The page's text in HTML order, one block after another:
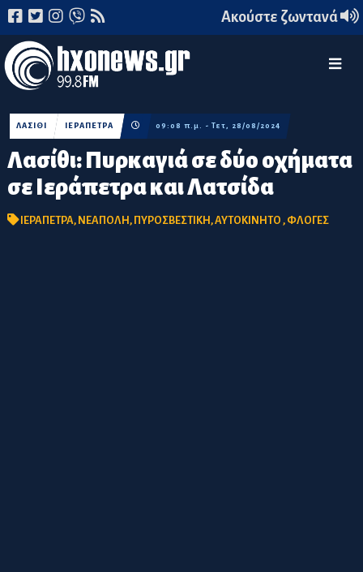
Ακούστε ζωντανά
Λασίθι: Πυρκαγιά σε δύο οχήματα
σε Ιεράπετρα και Λατσίδα
ΛΑΣΙΘΙ ΙΕΡΑΠΕΤΡΑ 09:08 π.μ. - Τετ, 28/08/2024
ΙΕΡΑΠΕΤΡΑ, ΝΕΑΠΟΛΗ, ΠΥΡΟΣΒΕΣΤΙΚΗ,ΑΥΤΟΚΙΝΗΤΟ , ΦΛΟΓΕΣ